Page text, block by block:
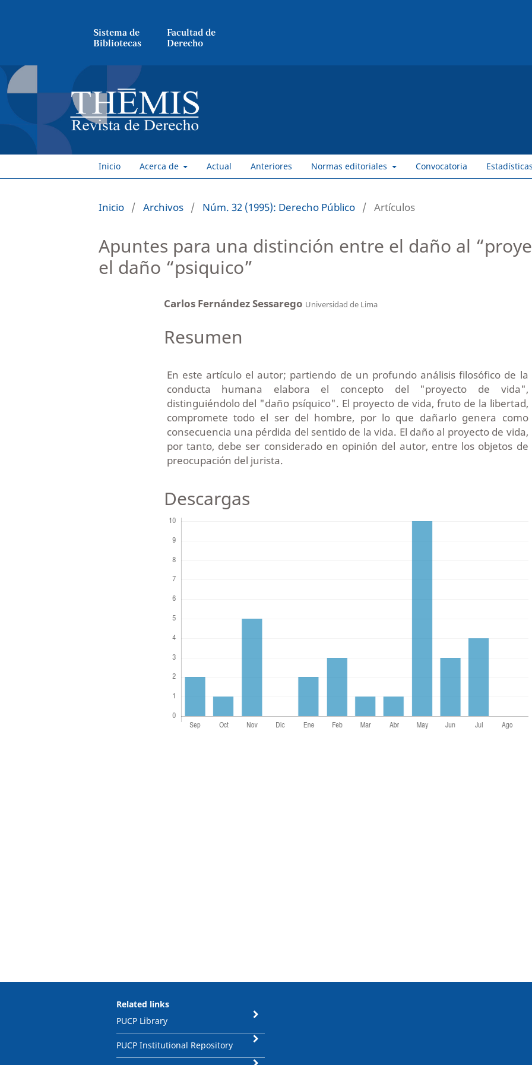
Sistema de
Bibliotecas
Facultad de
Derecho
Inicio Acerca de Actual Anteriores Normas editoriales Convocatoria
Inicio / Archivos / Núm. 32 (1995): Derecho Público / Artículos
Apuntes para una distinción entre el daño al
el daño “psiquico”
Carlos Fernández Sessarego Universidad de Lima
Resumen
En este artículo el autor; partiendo de un profundo análisis filosófico de la
conducta humana elabora el concepto del "proyecto de vida",
distinguiéndolo del "daño psíquico". El proyecto de vida, fruto de la libertad,
compromete todo el ser del hombre, por lo que dañarlo genera como
consecuencia una pérdida del sentido de la vida. El daño al proyecto de vida,
por tanto, debe ser considerado en opinión del autor, entre los objetos de
preocupación del jurista.
Descargas
Related links
PUCP Library
PUCP Institutional Repository